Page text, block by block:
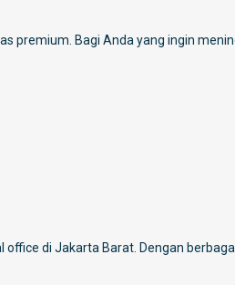
premium. Bagi Anda yang ingin
office di Jakarta Barat. Dengan